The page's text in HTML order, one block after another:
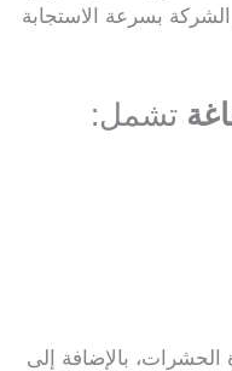
بسرعة الاستجابة
تشمل:
بالإضافة إلى